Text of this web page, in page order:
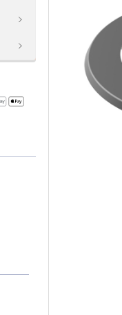
AJOUTER
LA
SÉLECTION
AU PANIER